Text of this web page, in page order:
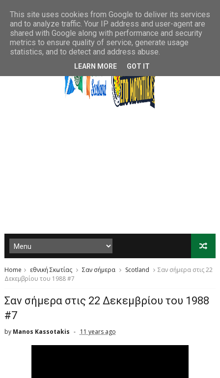
Home εθνική Σκωτίας Σαν σήμερα Scotland
Σαν σήμερα στις 22
Δεκεμβρίου του 1988 #7
Σαν σήμερα στις 22 Δεκεμβρίου του 1988
#7
by Manos Kassotakis 11 years ago
This site uses cookies from Google to deliver its services
and to analyze traffic. Your IP address and user-agent are
shared with Google along with performance and security
metrics to ensure quality of service, generate usage
statistics, and to detect and address abuse.
LEARN MORE GOT IT